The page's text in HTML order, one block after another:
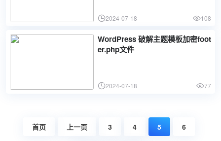
2024-07-18 108
WordPress 破解主题模板加密foot
er.php文件
2024-07-18 77
首页 上一页 3 4 5 6